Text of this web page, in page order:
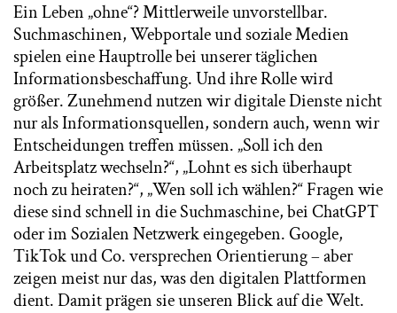
Ein Leben „ohne“? Mittlerweile unvorstellbar.
Suchmaschinen, Webportale und soziale Medien
spielen eine Hauptrolle bei unserer täglichen
Informationsbeschaffung. Und ihre Rolle wird
größer. Zunehmend nutzen wir digitale Dienste nicht
nur als Informationsquellen, sondern auch, wenn wir
Entscheidungen treffen müssen. „Soll ich den
Arbeitsplatz wechseln?“, „Lohnt es sich überhaupt
noch zu heiraten?“, „Wen soll ich wählen?“ Fragen wie
diese sind schnell in die Suchmaschine, bei ChatGPT
oder im Sozialen Netzwerk eingegeben. Google,
TikTok und Co. versprechen Orientierung – aber
zeigen meist nur das, was den digitalen Plattformen
dient. Damit prägen sie unseren Blick auf die Welt.